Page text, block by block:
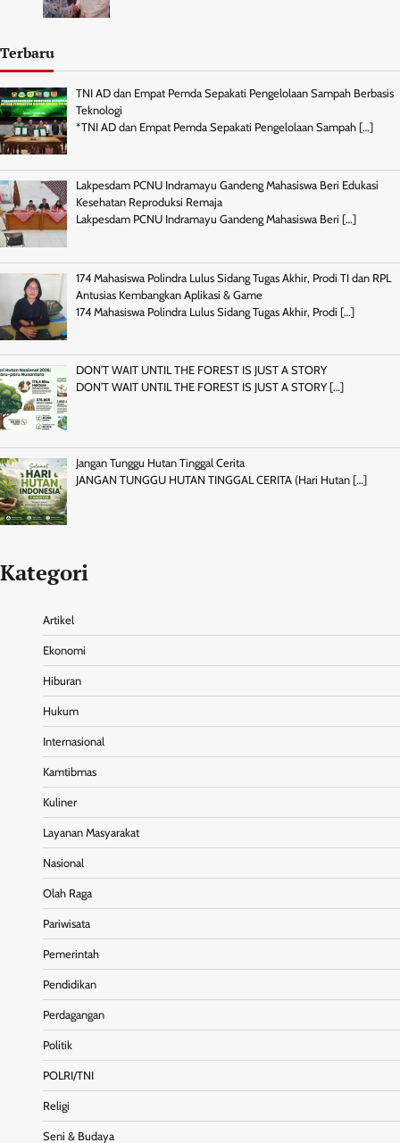
Terbaru
TNI AD dan Empat Pemda Sepakati Pengelolaan Sampah Berbasis
Teknologi
*TNI AD dan Empat Pemda Sepakati Pengelolaan Sampah […]
Lakpesdam PCNU Indramayu Gandeng Mahasiswa Beri Edukasi
Kesehatan Reproduksi Remaja
Lakpesdam PCNU Indramayu Gandeng Mahasiswa Beri […]
174 Mahasiswa Polindra Lulus Sidang Tugas Akhir, Prodi TI dan RPL
Antusias Kembangkan Aplikasi & Game
174 Mahasiswa Polindra Lulus Sidang Tugas Akhir, Prodi […]
DON’T WAIT UNTIL THE FOREST IS JUST A STORY
DON’T WAIT UNTIL THE FOREST IS JUST A STORY […]
Jangan Tunggu Hutan Tinggal Cerita
JANGAN TUNGGU HUTAN TINGGAL CERITA (Hari Hutan […]
Kategori
Artikel
Ekonomi
Hiburan
Hukum
Internasional
Kamtibmas
Kuliner
Layanan Masyarakat
Nasional
Olah Raga
Pariwisata
Pemerintah
Pendidikan
Perdagangan
Politik
POLRI/TNI
Religi
Seni & Budaya